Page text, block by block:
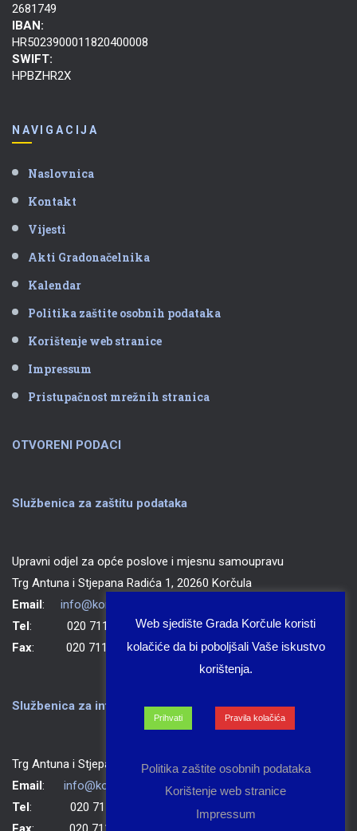
2681749
IBAN:
HR5023900011820400008
SWIFT:
HPBZHR2X
NAVIGACIJA
Naslovnica
Kontakt
Vijesti
Akti Gradonačelnika
Kalendar
Politika zaštite osobnih podataka
Korištenje web stranice
Impressum
Pristupačnost mrežnih stranica
OTVORENI PODACI
Službenica za zaštitu podataka
Upravni odjel za opće poslove i mjesnu samoupravu
Trg Antuna i Stjepana Radića 1, 20260 Korčula
Email: info@korcula.hr
Tel: 020 711 150
Fax: 020 711 702
Službenica za informiranje Grada Korčule
Trg Antuna i Stjepana Radića 1, 20260 Korčula
Email: info@korcula.hr
Tel: 020 711 150
Web sjedište Grada Korčule koristi
kolačiće da bi poboljšali Vaše iskustvo
korištenja.
Prihvati Pravila kolačića
Politika zaštite osobnih podataka
Korištenje web stranice
Impressum